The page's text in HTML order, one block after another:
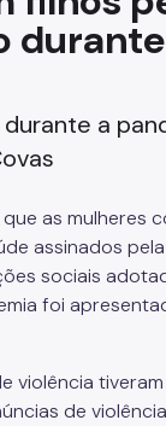
e Taxas
e
e Benefícios
durante
a
as mulheres
assinados
sociais
foi
violência
de